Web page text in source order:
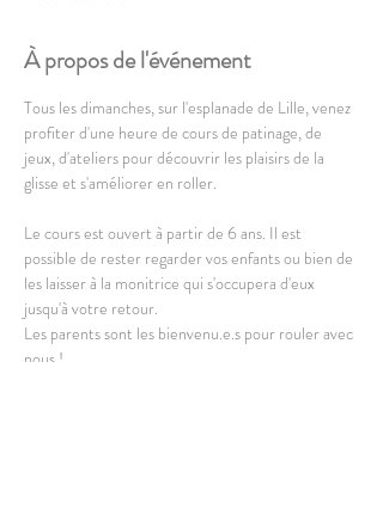
À propos de l'événement
Tous les dimanches, sur l'esplanade de Lille, venez
profiter d'une heure de cours de patinage, de
jeux, d'ateliers pour découvrir les plaisirs de la
glisse et s'améliorer en roller.
Le cours est ouvert à partir de 6 ans. Il est
possible de rester regarder vos enfants ou bien de
les laisser à la monitrice qui s'occupera d'eux
jusqu'à votre retour.
Les parents sont les bienvenu.e.s pour rouler avec
nous !